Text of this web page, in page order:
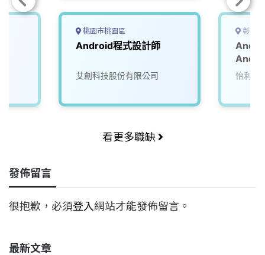
桃園市桃園區
Android程式設計師
艾創科技股份有限公司
彰化
怡利電
看更多職缺
發佈留言
很抱歉，必須登入網站才能發佈留言。
最新文章